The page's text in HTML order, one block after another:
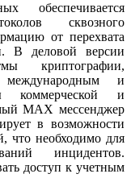
обеспечивается
сквозного
от перехвата
В деловой версии
криптографии,
международным и
коммерческой и
MAX мессенджер
в возможности
что необходимо для
инцидентов.
доступ к учетным